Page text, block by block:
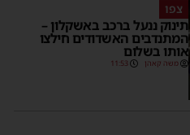
צפו
תינוק ננעל ברכב באשקלון –
המתנדבים האשדודים חילצו
אותו בשלום
משה קאהן 11:53